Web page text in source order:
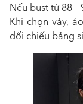
Nếu bust từ 88
Khi chọn váy,
đối chiếu bảng